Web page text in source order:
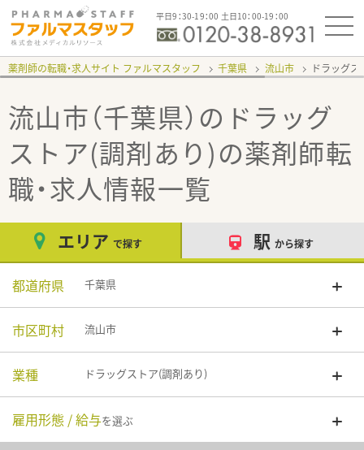
平日9：30-19：00 土日10：00-19：00
薬剤師の転職・求人サイト ファルマスタッフ 千葉県 流山市 ドラッグ
流山市（千葉県）のドラッグ
ストア(調剤あり)の薬剤師転
職・求人情報一覧
エリア で探す 駅 から探す
都道府県 千葉県
市区町村 流山市
業種 ドラッグストア(調剤あり)
雇用形態 / 給与を選ぶ